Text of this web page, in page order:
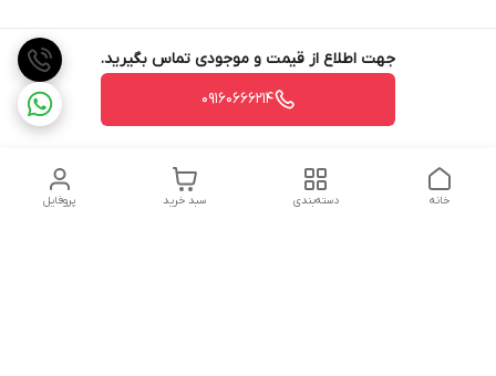
جهت اطلاع از قیمت و موجودی تماس بگیرید.
09160666214
پروفایل سبد خرید دسته‌بندی خانه